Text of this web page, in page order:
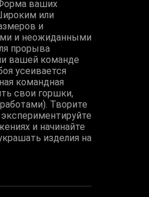
ваших
или
и
и неожиданными
прорыва
вашей команде
усеивается
командная
свои горшки,
Творите
и начинайте
изделия на